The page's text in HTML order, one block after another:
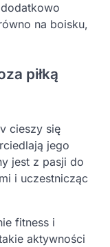
na boisku,
piłką
cieszy się
jego
jest z pasji do
i uczestnicząc
fitness i
aktywności